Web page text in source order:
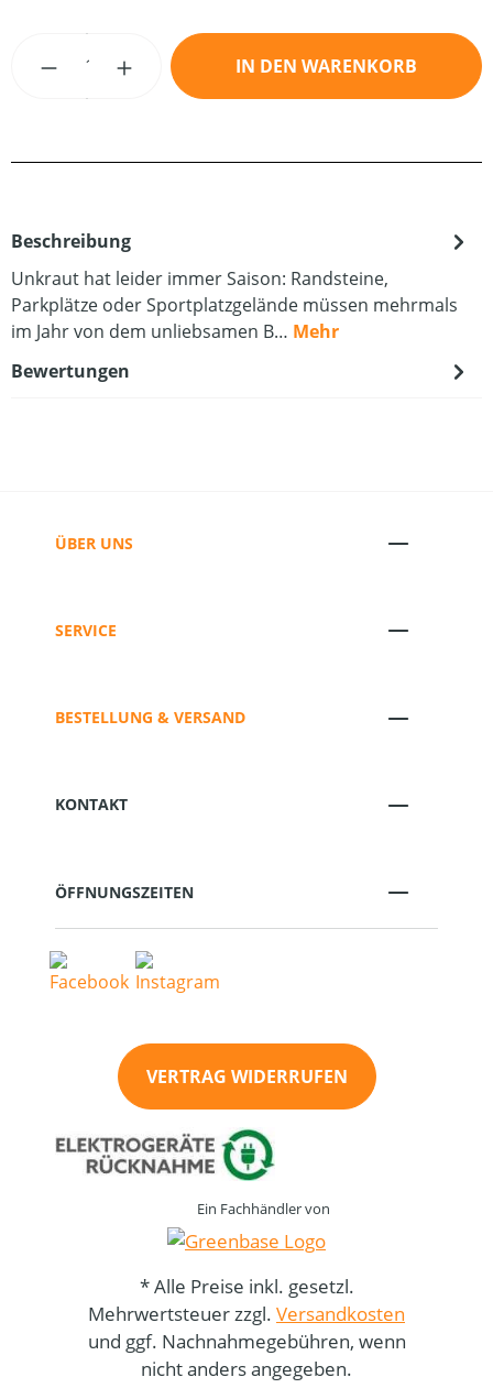
Produkt Anzahl: Gib den gewünschten
IN DEN WARENKORB
Beschreibung
Unkraut hat leider immer Saison: Randsteine,
Parkplätze oder Sportplatzgelände müssen mehrmals
im Jahr von dem unliebsamen B… Mehr
Bewertungen
ÜBER UNS
SERVICE
BESTELLUNG & VERSAND
KONTAKT
ÖFFNUNGSZEITEN
VERTRAG WIDERRUFEN
Ein Fachhändler von
* Alle Preise inkl. gesetzl.
Mehrwertsteuer zzgl. Versandkosten
und ggf. Nachnahmegebühren, wenn
nicht anders angegeben.